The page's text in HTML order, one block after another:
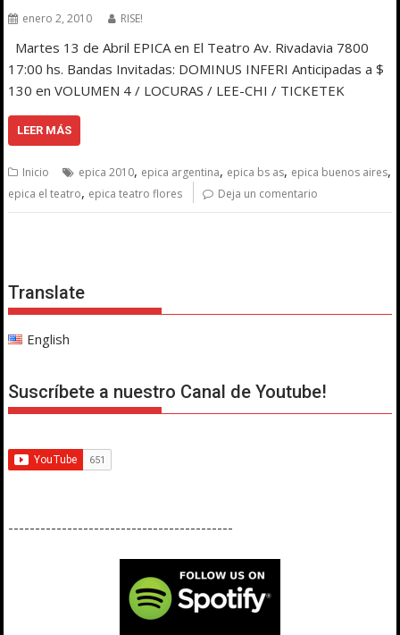
enero 2, 2010 RISE!
Martes 13 de Abril EPICA en El Teatro Av. Rivadavia 7800
17:00 hs. Bandas Invitadas: DOMINUS INFERI Anticipadas a $
130 en VOLUMEN 4 / LOCURAS / LEE-CHI / TICKETEK
LEER MÁS
Inicio epica 2010, epica argentina, epica bs as, epica buenos aires,
epica el teatro, epica teatro flores Deja un comentario
Translate
English
Suscríbete a nuestro Canal de Youtube!
------------------------------------------